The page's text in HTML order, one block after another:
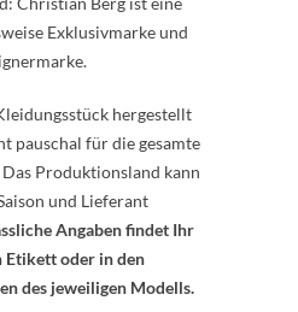
Exklusivmarke und
hergestellt
pauschal für die gesamte
Produktionsland kann
und Lieferant
Angaben findet Ihr
Etikett oder in den
des jeweiligen Modells.